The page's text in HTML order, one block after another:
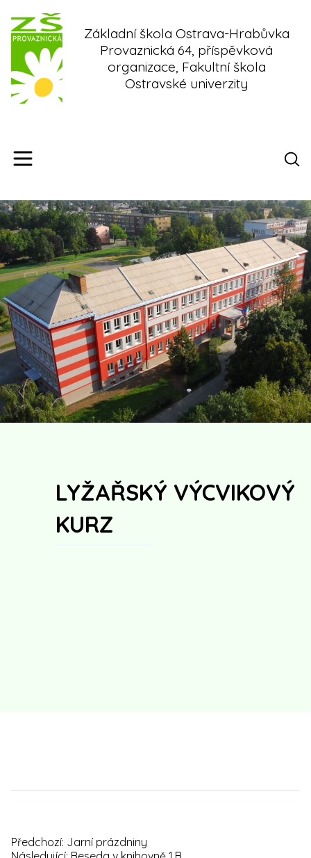
content
Základní škola Ostrava-Hrabůvka
Provaznická 64, příspěvková
organizace, Fakultní škola
Ostravské univerzity
LYŽAŘSKÝ VÝCVIKOVÝ
KURZ
Navigace
Předchozí: Jarní prázdniny